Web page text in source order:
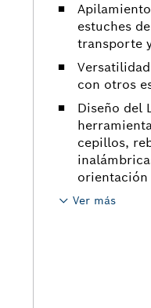
estuches
transporte
con otros
Diseño del
cepillos,
Ver más